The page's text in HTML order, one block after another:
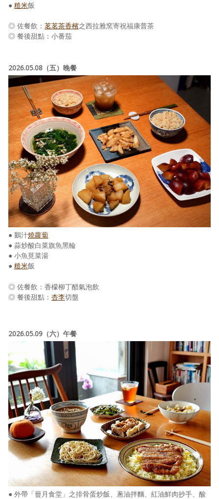
活動實況記錄
媒體報導一覽
訂閱電子報
● 糙米飯
◎ 佐餐飲： 茗茗茶香檳之西拉雅窯寄祝福康普茶
◎ 餐後甜點：小番茄
2026.05.08（五）晚餐
● 鵝汁燒蘿蔔
● 蒜炒酸白菜旗魚黑輪
● 小魚莧菜湯
● 糙米飯
◎ 佐餐飲：香檬柳丁醋氣泡飲
◎ 餐後甜點： 杏李切盤
2026.05.09（六）午餐
● 外帶「蘴月食堂」之排骨蛋炒飯、蔥油拌麵、紅油鮮肉抄手、酸